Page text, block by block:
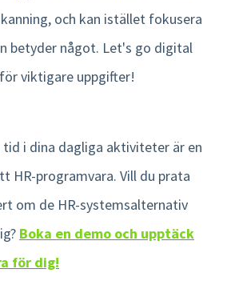
och kan istället fokusera
betyder något. Let's go digital
viktigare uppgifter!
i dina dagliga aktiviteter är en
HR-programvara. Vill du prata
om de HR-systemsalternativ
Boka en demo och upptäck
för dig!